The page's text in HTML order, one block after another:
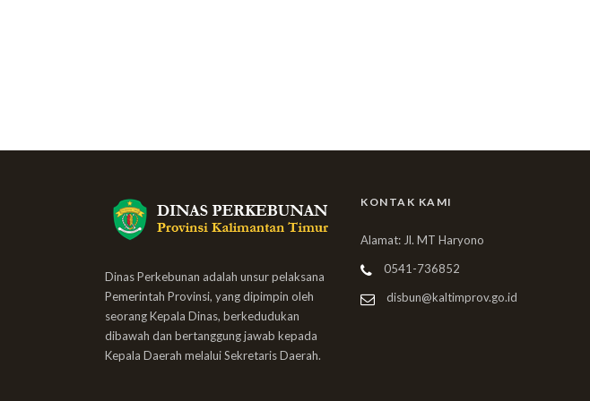
Dinas Perkebunan adalah unsur pelaksana
Pemerintah Provinsi, yang dipimpin oleh
seorang Kepala Dinas, berkedudukan
dibawah dan bertanggung jawab kepada
Kepala Daerah melalui Sekretaris Daerah.
KONTAK KAMI
Alamat: Jl. MT Haryono
0541-736852
disbun@kaltimprov.go.id